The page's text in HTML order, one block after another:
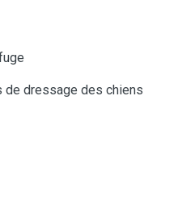
de dressage des chiens